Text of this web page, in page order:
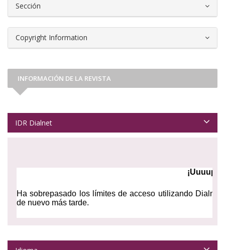
Sección
Copyright Information
INFORMACIÓN DE LA REVISTA
IDR Dialnet